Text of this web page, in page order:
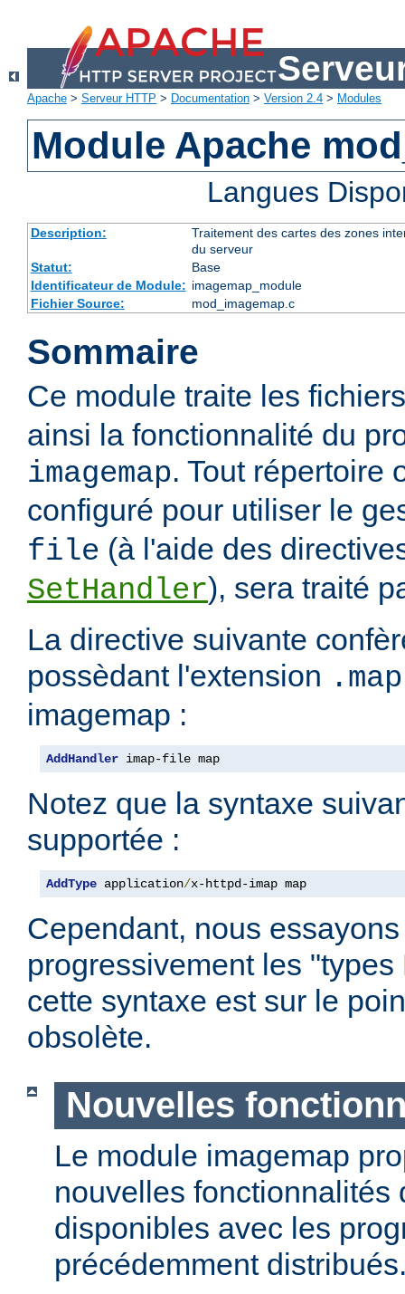
Apache > Serveur HTTP > Documentation > Version 2.4 > Modules
Module Apache
Langues
Description:
Traitement des cartes des zones
du serveur
Statut:
Base
Identificateur de Module: imagemap_module
Fichier Source:
mod_imagemap.c
Sommaire
Ce module traite les
ainsi la fonctionnalité du
imagemap. Tout répertoire
configuré pour utiliser le
file (à l'aide des
SetHandler), sera traité
La directive suivante
possèdant l'extension .map
imagemap :
AddHandler imap-file map
Notez que la syntaxe
supportée :
AddType application/x-httpd-imap map
Cependant, nous
progressivement les
cette syntaxe est sur le
obsolète.
Nouvelles
Le module imagemap
nouvelles fonctionnalités
disponibles avec les
précédemment